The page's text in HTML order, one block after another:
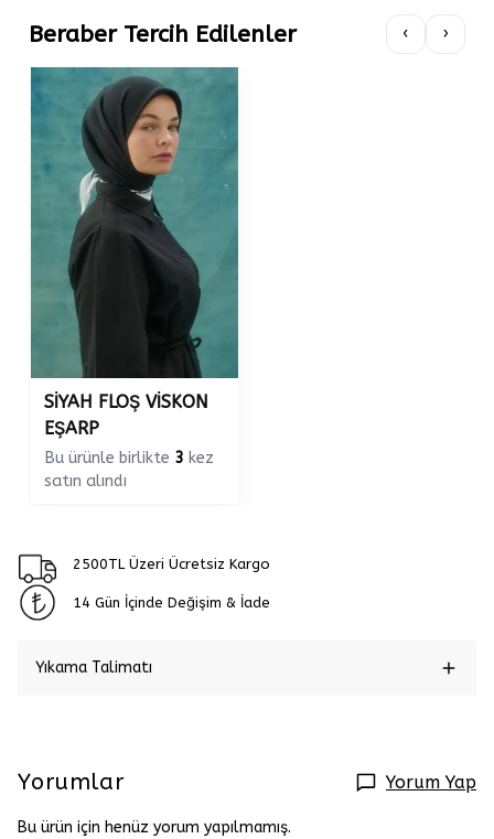
Beraber Tercih Edilenler ‹ ›
SİYAH FLOŞ VİSKON
EŞARP
Bu ürünle birlikte 3 kez
satın alındı
2500TL Üzeri Ücretsiz Kargo
14 Gün İçinde Değişim & İade
Yıkama Talimatı
Yorumlar Yorum Yap
Bu ürün için henüz yorum yapılmamış.